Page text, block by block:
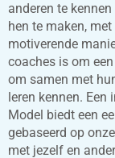
anderen te
hen te maken,
motiverende
coaches is om
om samen met
leren kennen.
Model biedt een
gebaseerd op
met jezelf en